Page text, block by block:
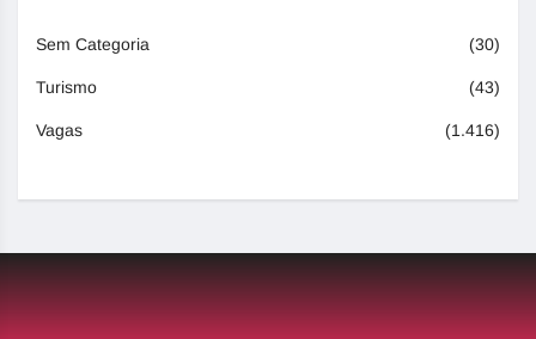
Sem Categoria (30)
Turismo (43)
Vagas (1.416)